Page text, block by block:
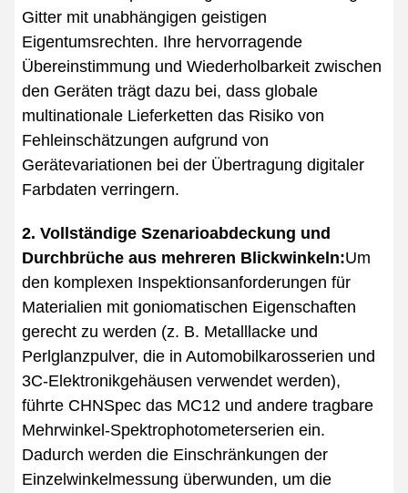
Gitter mit unabhängigen geistigen
Eigentumsrechten. Ihre hervorragende
Übereinstimmung und Wiederholbarkeit zwischen
den Geräten trägt dazu bei, dass globale
multinationale Lieferketten das Risiko von
Fehleinschätzungen aufgrund von
Gerätevariationen bei der Übertragung digitaler
Farbdaten verringern.
2. Vollständige Szenarioabdeckung und
Durchbrüche aus mehreren Blickwinkeln:Um
den komplexen Inspektionsanforderungen für
Materialien mit goniomatischen Eigenschaften
gerecht zu werden (z. B. Metalllacke und
Perlglanzpulver, die in Automobilkarosserien und
3C-Elektronikgehäusen verwendet werden),
führte CHNSpec das MC12 und andere tragbare
Mehrwinkel-Spektrophotometerserien ein.
Dadurch werden die Einschränkungen der
Einzelwinkelmessung überwunden, um die